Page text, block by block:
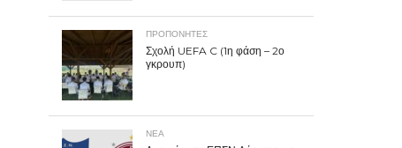
ΠΡΟΠΟΝΗΤΈΣ
Σχολή UEFA C (1η φάση – 2ο
γκρουπ)
ΝΕΑ